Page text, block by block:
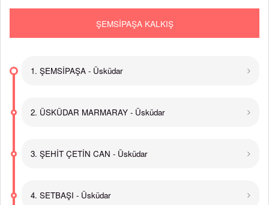
ŞEMSİPAŞA KALKIŞ
1. ŞEMSİPAŞA - Üsküdar
2. ÜSKÜDAR MARMARAY - Üsküdar
3. ŞEHİT ÇETİN CAN - Üsküdar
4. SETBAŞI - Üsküdar